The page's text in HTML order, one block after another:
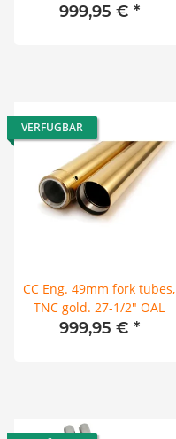
999,95 € *
VERFÜGBAR
CC Eng. 49mm fork tubes,
TNC gold. 27-1/2" OAL
999,95 € *